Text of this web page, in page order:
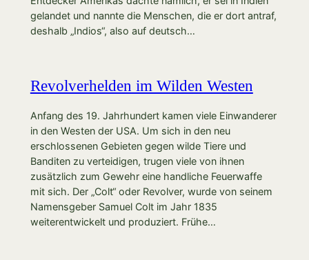
gelandet und nannte die Menschen, die er dort antraf,
deshalb „Indios“, also auf deutsch…
Revolverhelden im Wilden Westen
Anfang des 19. Jahrhundert kamen viele Einwanderer
in den Westen der USA. Um sich in den neu
erschlossenen Gebieten gegen wilde Tiere und
Banditen zu verteidigen, trugen viele von ihnen
zusätzlich zum Gewehr eine handliche Feuerwaffe
mit sich. Der „Colt“ oder Revolver, wurde von seinem
Namensgeber Samuel Colt im Jahr 1835
weiterentwickelt und produziert. Frühe…